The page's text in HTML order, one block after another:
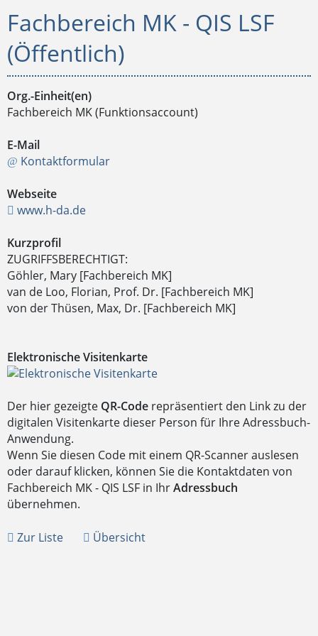
Fachbereich MK - QIS LSF
(Öffentlich)
Org.-Einheit(en)
Fachbereich MK (Funktionsaccount)
E-Mail
Kontaktformular
Webseite
www.h-da.de
Kurzprofil
ZUGRIFFSBERECHTIGT:
Göhler, Mary [Fachbereich MK]
van de Loo, Florian, Prof. Dr. [Fachbereich MK]
von der Thüsen, Max, Dr. [Fachbereich MK]
Elektronische Visitenkarte
Der hier gezeigte QR-Code repräsentiert den Link zu der
digitalen Visitenkarte dieser Person für Ihre Adressbuch-
Anwendung.
Wenn Sie diesen Code mit einem QR-Scanner auslesen
oder darauf klicken, können Sie die Kontaktdaten von
Fachbereich MK - QIS LSF in IhrAdressbuch
übernehmen.
Zur Liste Übersicht